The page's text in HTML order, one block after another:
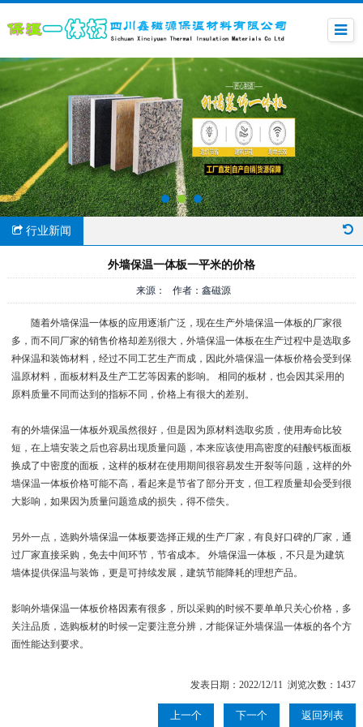
行业新闻
外墙保温一体板一平米的价格
来源： 作者：鑫磁源
随着外墙保温一体板的应用逐渐广泛，现在生产外墙保温一体板的厂家很
多，而不同厂家的销售价格却差别很大，外墙保温一体板在生产过程中是选取多
种保温和装饰材料，经过不同工艺生产而成，因此外墙保温一体板价格会受到保
温原材料，面板材料及生产工艺等因素的影响。 相同的板材，也会因其采用的
原料质量不同而达到的指标不同，价格上有很大的差别。
有的外墙保温一体板外观虽然很好，但是因为原材料选取劣质，使用寿命比较
短，在上墙安装之后也容易出现质量问题，本来应该使用高密度的硅酸钙板面板
换成了中密度的面板，这样的板材在使用期间很容易发生开裂等问题，这样的外
墙保温一体板价格可能不高，看起来是节省了部分开支，但工程质量却会受到很
大影响，如果因为质量问题造成的损失，得不偿失。
另外一点，选购外墙保温一体板要选择正规的生产厂家，有良好口碑的厂家，通
过厂家直接采购，免去中间环节，节省成本。 外墙保温一体板，不只是为建筑
墙体提供保温与装饰，更是可持续发展，建筑节能降耗的理想产品。
影响外墙保温一体板价格因素有很多，所以采购的时候不要单单只关心价格，多
关注品质，选购板材的时候一定要注意分辨，才能保证外墙保温一体板的各个方
面性能达到要求。
发表日期：2022/12/11 浏览次数：1437
上一个 下一个 返回列表